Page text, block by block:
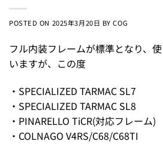
POSTED ON 2025年3月20日 BYCOG
フル内装フレームが標準となり、
いますが、この度
・SPECIALIZED TARMAC SL7
・SPECIALIZED TARMAC SL8
・PINARELLO TiCR(対応フレーム)
・COLNAGO V4RS/C68/C68TI